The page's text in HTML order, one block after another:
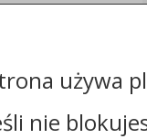
używa
nie